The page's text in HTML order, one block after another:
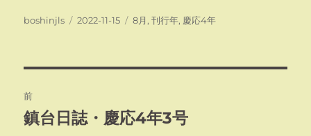
投
boshinjls
投
2022-11-15
カ
8月 ,刊行年, 慶応4年
稿
前
前
鎮台日誌・慶応4年3号